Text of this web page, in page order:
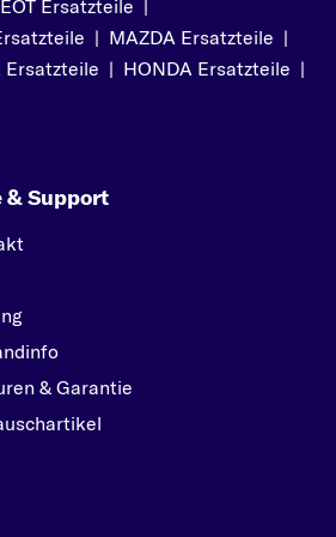
Ersatzteile |
| MAZDA Ersatzteile |
Ersatzteile | HONDA Ersatzteile |
& Support
& Garantie